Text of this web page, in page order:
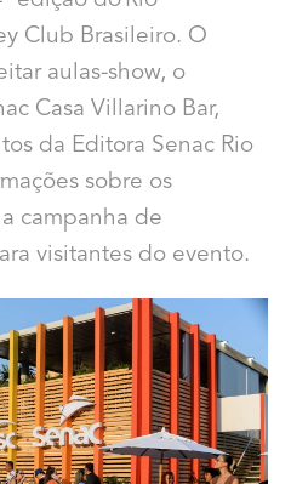
Club Brasileiro. O
aulas-show, o
Casa Villarino Bar,
da Editora Senac Rio
sobre os
campanha de
visitantes do evento.